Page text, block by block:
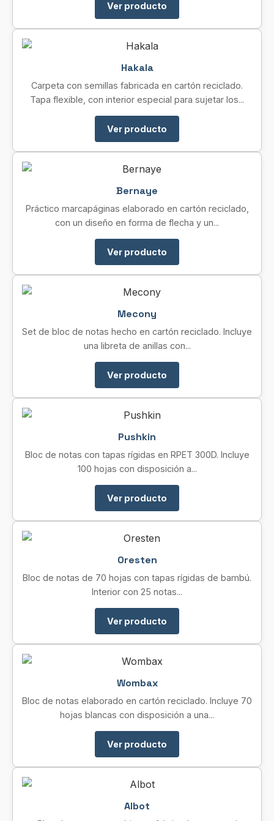
Ver producto
Hakala
Carpeta con semillas fabricada en cartón reciclado.
Tapa flexible, con interior especial para sujetar los...
Ver producto
Bernaye
Práctico marcapáginas elaborado en cartón reciclado,
con un diseño en forma de flecha y un...
Ver producto
Mecony
Set de bloc de notas hecho en cartón reciclado. Incluye
una libreta de anillas con...
Ver producto
Pushkin
Bloc de notas con tapas rígidas en RPET 300D. Incluye
100 hojas con disposición a...
Ver producto
Oresten
Bloc de notas de 70 hojas con tapas rígidas de bambú.
Interior con 25 notas...
Ver producto
Wombax
Bloc de notas elaborado en cartón reciclado. Incluye 70
hojas blancas con disposición a una...
Ver producto
Albot